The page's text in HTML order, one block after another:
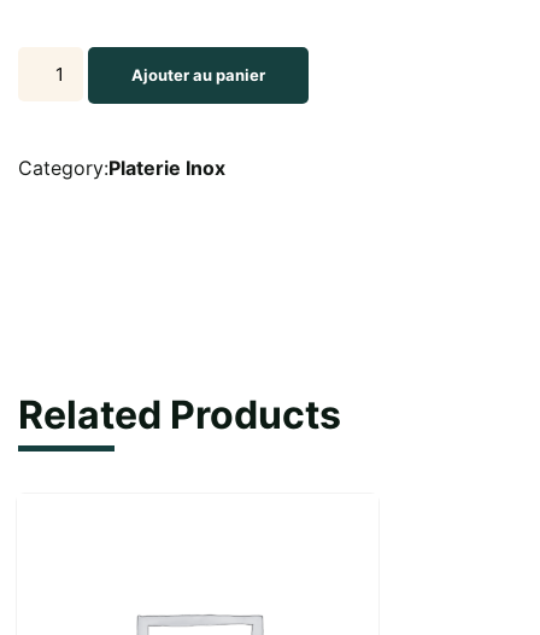
Plateau
cm
Ajouter au panier
Category:Platerie Inox
Related Products